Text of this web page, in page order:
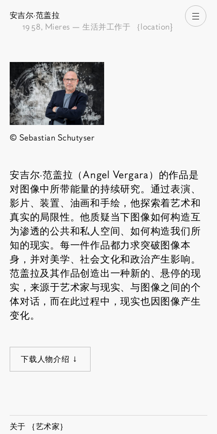
打
安吉尔·范盖拉
1958, Mieres — 生活并工作于 ｛location}
© Sebastian Schutyser
安吉尔·范盖拉（Angel Vergara）的作品是
对图像中所带能量的持续研究。通过表演、
影片、装置、油画和手绘，他探索着艺术和
真实的局限性。他质疑当下图像如何构造互
为渗透的公共和私人空间、如何构造我们所
知的现实。每一件作品都力求突破图像本
身，并对美学、社会文化和政治产生影响。
范盖拉及其作品创造出一种新的、悬停的现
实，来源于艺术家与现实、与图像之间的个
体对话，而在此过程中，现实也因图像产生
变化。
下载人物介绍
关于 ｛艺术家｝